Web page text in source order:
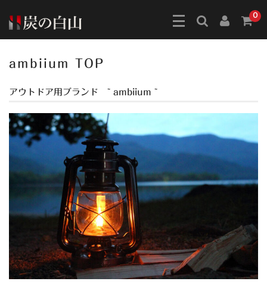
0
ambiium TOP
アウトドア用ブランド ~ ambiium ~